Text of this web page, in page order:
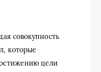
совокупность
которые
цели